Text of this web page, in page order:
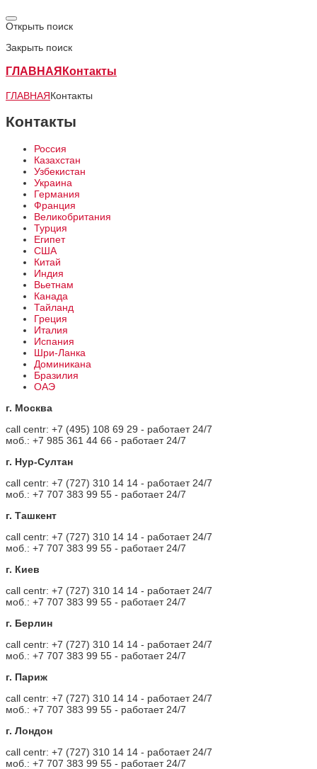
Открыть поиск
Закрыть поиск
ГЛАВНАЯ Контакты
ГЛАВНАЯКонтакты
Контакты
Россия
Казахстан
Узбекистан
Украина
Германия
Франция
Великобритания
Турция
Египет
США
Китай
Индия
Вьетнам
Канада
Тайланд
Греция
Италия
Испания
Шри-Ланка
Доминикана
Бразилия
ОАЭ
г. Москва
call centr: +7 (495) 108 69 29 - работает 24/7
моб.: +7 985 361 44 66 - работает 24/7
г. Нур-Султан
call centr: +7 (727) 310 14 14 - работает 24/7
моб.: +7 707 383 99 55 - работает 24/7
г. Ташкент
call centr: +7 (727) 310 14 14 - работает 24/7
моб.: +7 707 383 99 55 - работает 24/7
г. Киев
call centr: +7 (727) 310 14 14 - работает 24/7
моб.: +7 707 383 99 55 - работает 24/7
г. Берлин
call centr: +7 (727) 310 14 14 - работает 24/7
моб.: +7 707 383 99 55 - работает 24/7
г. Париж
call centr: +7 (727) 310 14 14 - работает 24/7
моб.: +7 707 383 99 55 - работает 24/7
г. Лондон
call centr: +7 (727) 310 14 14 - работает 24/7
моб.: +7 707 383 99 55 - работает 24/7